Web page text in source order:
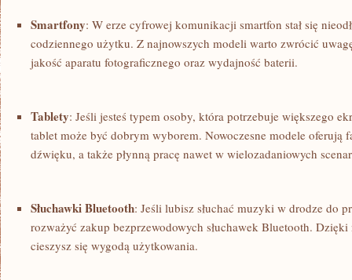
Smartfony: W erze cyfrowej⁣ komunikacji smartfon stał się
codziennego użytku. Z najnowszych‌ modeli warto zwrócić
jakość aparatu fotograficznego oraz⁢ wydajność baterii.
Tablety: Jeśli jesteś ‍typem osoby, która potrzebuje większego
tablet​ może być dobrym wyborem. Nowoczesne modele oferują
⁤dźwięku, a także płynną pracę nawet w wielozadaniowych​
Słuchawki Bluetooth: Jeśli lubisz słuchać muzyki w drodze do
rozważyć zakup bezprzewodowych słuchawek Bluetooth.
‍cieszysz się wygodą użytkowania.